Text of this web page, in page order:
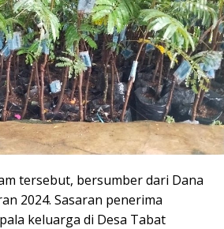
tersebut, bersumber dari Dana
2024. Sasaran penerima
keluarga di Desa Tabat